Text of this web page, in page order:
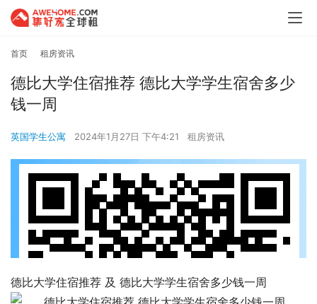
首页 租房资讯
德比大学住宿推荐 德比大学学生宿舍多少
钱一周
英国学生公寓 2024年1月27日 下午4:21 租房资讯
德比大学住宿推荐 及 德比大学学生宿舍多少钱一周